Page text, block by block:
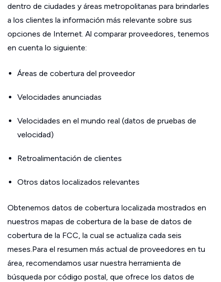
dentro de ciudades y áreas metropolitanas para brindarles
a los clientes la información más relevante sobre sus
opciones de Internet. Al comparar proveedores, tenemos
en cuenta lo siguiente:
Áreas de cobertura del proveedor
Velocidades anunciadas
Velocidades en el mundo real (datos de pruebas de
velocidad)
Retroalimentación de clientes
Otros datos localizados relevantes
Obtenemos datos de cobertura localizada mostrados en
nuestros mapas de cobertura de la base de datos de
cobertura de la FCC, la cual se actualiza cada seis
meses.Para el resumen más actual de proveedores en tu
área, recomendamos usar nuestra herramienta de
búsqueda por código postal, que ofrece los datos de